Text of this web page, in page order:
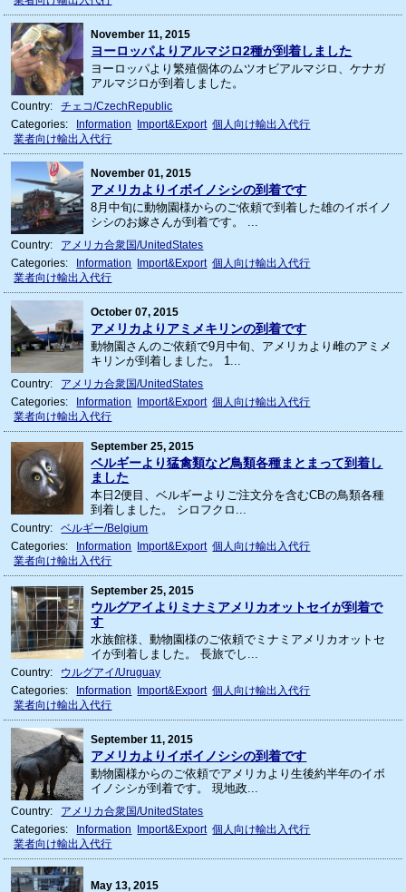
November 11, 2015
ヨーロッパよりアルマジロ2種が到着しました
ヨーロッパより繁殖個体のムツオビアルマジロ、ケナガ
アルマジロが到着しました。
Country:
チェコ/CzechRepublic
Categories:
Information Import&Export 個人向け輸出入代行
業者向け輸出入代行
November 01, 2015
アメリカよりイボイノシシの到着です
8月中旬に動物園様からのご依頼で到着した雄のイボイノ
シシのお嫁さんが到着です。 ...
Country:
アメリカ合衆国/UnitedStates
Categories:
Information Import&Export 個人向け輸出入代行
業者向け輸出入代行
October 07, 2015
アメリカよりアミメキリンの到着です
動物園さんのご依頼で9月中旬、アメリカより雌のアミメ
キリンが到着しました。 1...
Country:
アメリカ合衆国/UnitedStates
Categories:
Information Import&Export 個人向け輸出入代行
業者向け輸出入代行
September 25, 2015
ベルギーより猛禽類など鳥類各種まとまって到着し
ました
本日2便目、ベルギーよりご注文分を含むCBの鳥類各種
到着しました。 シロフクロ...
Country:
ベルギー/Belgium
Categories:
Information Import&Export 個人向け輸出入代行
業者向け輸出入代行
September 25, 2015
ウルグアイよりミナミアメリカオットセイが到着で
す
水族館様、動物園様のご依頼でミナミアメリカオットセ
イが到着しました。 長旅でし...
Country:
ウルグアイ/Uruguay
Categories:
Information Import&Export 個人向け輸出入代行
業者向け輸出入代行
September 11, 2015
アメリカよりイボイノシシの到着です
動物園様からのご依頼でアメリカより生後約半年のイボ
イノシシが到着です。 現地政...
Country:
アメリカ合衆国/UnitedStates
Categories:
Information Import&Export 個人向け輸出入代行
業者向け輸出入代行
May 13, 2015